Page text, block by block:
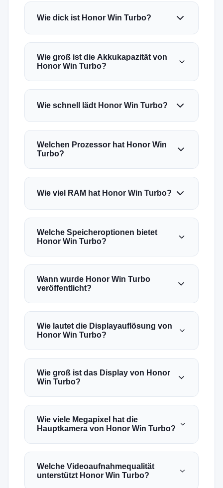
Wie dick ist Honor Win Turbo?
Wie groß ist die Akkukapazität von
Honor Win Turbo?
Wie schnell lädt Honor Win Turbo?
Welchen Prozessor hat Honor Win
Turbo?
Wie viel RAM hat Honor Win Turbo?
Welche Speicheroptionen bietet
Honor Win Turbo?
Wann wurde Honor Win Turbo
veröffentlicht?
Wie lautet die Displayauflösung von
Honor Win Turbo?
Wie groß ist das Display von Honor
Win Turbo?
Wie viele Megapixel hat die
Hauptkamera von Honor Win Turbo?
Welche Videoaufnahmequalität
unterstützt Honor Win Turbo?